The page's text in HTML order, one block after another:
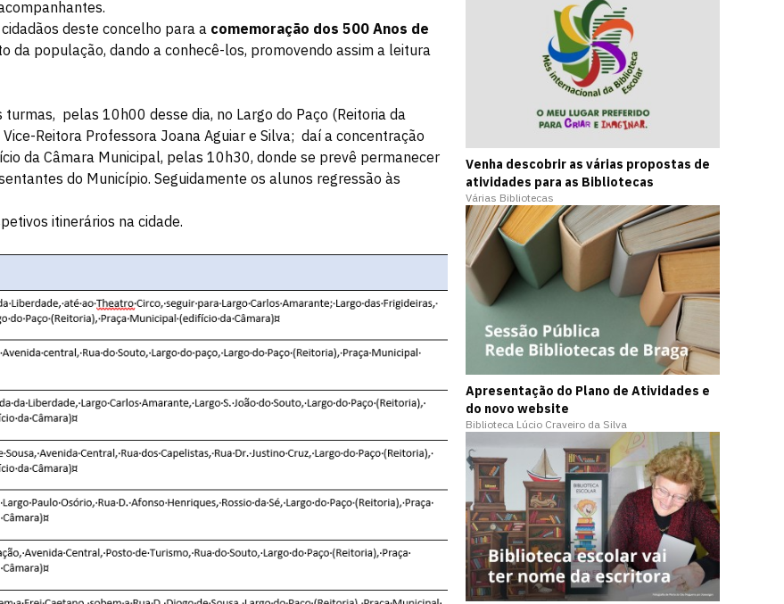
deste concelho para a comemoração dos 500 Anos de
da população, dando a conhecê-los, promovendo assim a leitura
pelas 10h00 desse dia, no Largo do Paço (Reitoria da
Reitora Professora Joana Aguiar e Silva; daí a concentração
da Câmara Municipal, pelas 10h30, donde se prevê permanecer
do Município. Seguidamente os alunos regressão às
itinerários na cidade.
Venha descobrir as várias propostas de
atividades para as Bibliotecas
Várias Bibliotecas
Apresentação do Plano de Atividades e
do novo website
Biblioteca Lúcio Craveiro da Silva